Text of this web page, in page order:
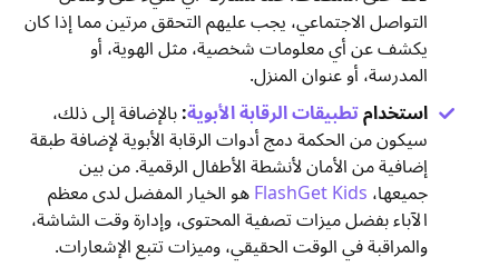
التواصل الاجتماعي، يجب عليهم التحقق مرتين مما إذا كان
يكشف عن أي معلومات شخصية، مثل الهوية، أو
المدرسة، أو عنوان المنزل.
استخدامتطبيقات الرقابة الأبوية:بالإضافة إلى ذلك،
سيكون من الحكمة دمج أدوات الرقابة الأبوية لإضافة طبقة
إضافية من الأمان لأنشطة الأطفال الرقمية. من بين
جميعها،FlashGet Kidsهو الخيار المفضل لدى معظم
الآباء بفضل ميزات تصفية المحتوى، وإدارة وقت الشاشة،
والمراقبة في الوقت الحقيقي، وميزات تتبع الإشعارات.